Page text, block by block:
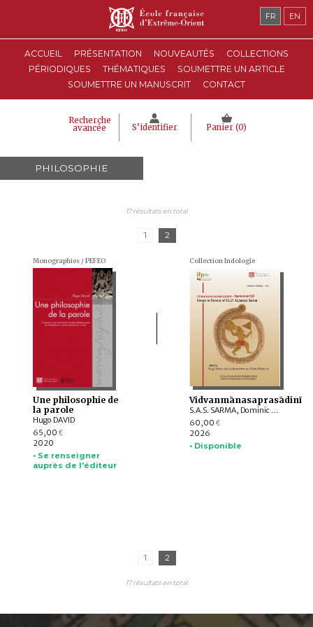
ACCUEIL PRÉSENTATION NOUVEAUTÉS
COLLECTIONS
PÉRIODIQUES
THÉMATIQUES
SOUMETTRE UN ARTICLE
SOUMETTRE UN MANUSCRIT
CONTACT
Recherche
avancée S’identifier Panier (0)
FR EN
PHILOSOPHIE
17 résultats en total
1 2
Monographies / PEFEO
Une philosophie de
la parole
Hugo DAVID
65,00 €
2020
• Se renseigner
auprès de l'éditeur
Collection Indologie
Vidvanmānasaprasādinī
S.A.S. SARMA, Dominic GOODALL, Harunaga ISAACSON, Suganya ANANDAKICHENIN, Hugo DAVID, Kei KATAOKA, Victor D’AVELLA, Giovanni CIOTTI, Andrey KLEBANOV, Émilie AUSSANT, Maria Piera CANDOTTI, Tiziana PONTILLO, Sibylle KOCH, Vincenzo VERGIANI, Timothy C. CAHILL, Somedeva VASUDEVA, Luther OBROCK, M. VINOTH, Maṇi DRĀVIḌA, Akane SAITO, Alex WATSON, Daniele CUNEO, Yūto KAWAMURA
60,00 €
2026
• Disponible
1 2
17 résultats en total